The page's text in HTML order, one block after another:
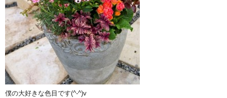
僕の大好きな色目です(^-^)v